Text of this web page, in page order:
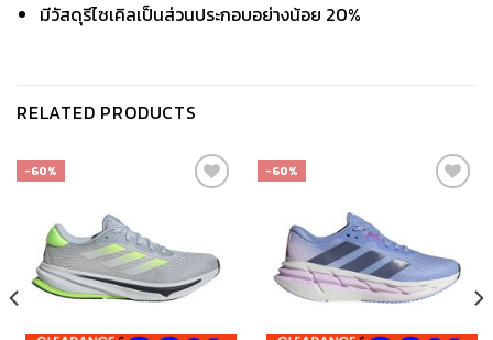
มีวัสดุรีไซเคิลเป็นส่วนประกอบอย่างน้อย 20%
RELATED PRODUCTS
-60%
สินค้า
ที่ชอบ
-60%
ที่ชอบ